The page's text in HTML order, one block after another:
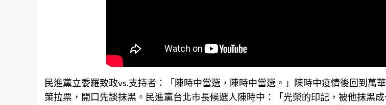
民進黨立委羅致政vs.支持者：「陳時中當選，陳時中當選。」陳時中疫情後回到萬
策拉票，開口先談抹黑。民進黨台北市長候選人陳時中：「光榮的印記，被他抹黑